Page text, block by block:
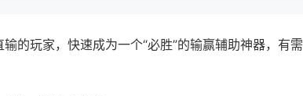
的玩家，快速成为一个“必胜”的输赢辅助神器，有需